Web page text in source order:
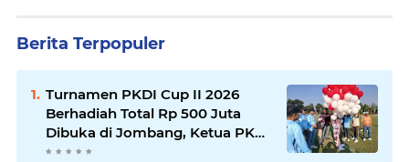
Berita Terpopuler
Turnamen PKDI Cup II 2026
Berhadiah Total Rp 500 Juta
Dibuka di Jombang, Ketua PKDI
Jatim Syaifullah Mahdi: Ajang